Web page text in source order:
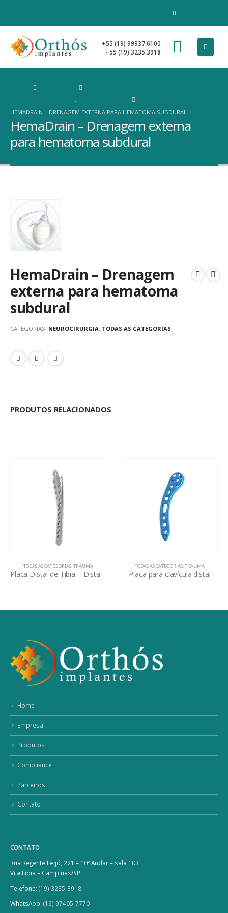
+55 (19) 99937.6100
+55 (19) 3235.3918
,
HEMADRAIN – DRENAGEM EXTERNA PARA HEMATOMA SUBDURAL
HemaDrain – Drenagem externa
para hematoma subdural
HemaDrain – Drenagem
externa para hematoma
subdural
CATEGORIAS: NEUROCIRURGIA, TODAS AS CATEGORIAS
PRODUTOS RELACIONADOS
TODAS AS CATEGORIAS,TRAUMA
Placa Distal de Tibia – Distalfix
TODAS AS CATEGORIAS,TRAUMA
Placa para clavícula distal
Home
Empresa
Produtos
Compliance
Parceiros
Contato
CONTATO
Rua Regente Feijó, 221 – 10º Andar – sala 103
Vila Lídia – Campinas/SP
Telefone: (19) 3235-3918
WhatsApp: (19) 97405-7770